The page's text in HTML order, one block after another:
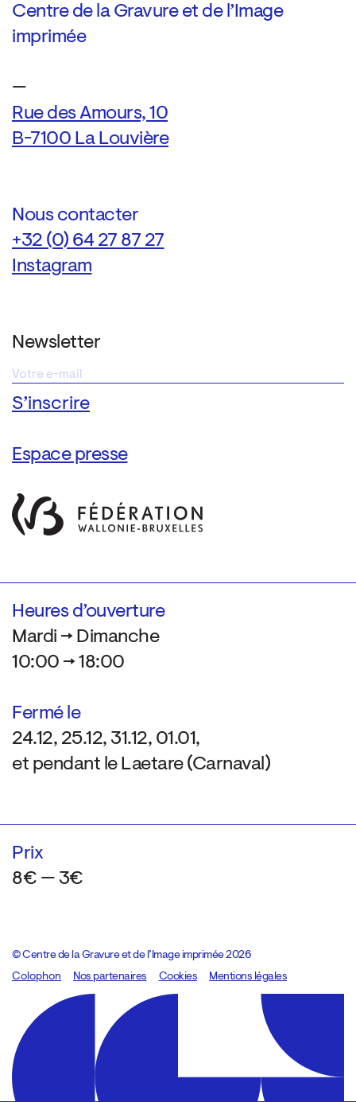
Centre de la Gravure et de l’Image
imprimée
—
Rue des Amours, 10
B-7100 La Louvière
Nous contacter
+32 (0) 64 27 87 27
Instagram
Newsletter
Espace presse
Heures d’ouverture
Mardi → Dimanche
10:00 → 18:00
Fermé le
24.12, 25.12, 31.12, 01.01,
et pendant le Laetare (Carnaval)
Prix
8€ — 3€
© Centre de la Gravure et de l’Image imprimée 2026
Colophon
Design:Marcel Kaczmarek, code:8080.studio
Nos partenaires Cookies Mentions légales